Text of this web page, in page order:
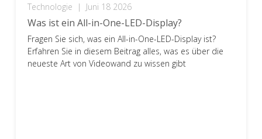
Technologie | Juni 18 2026
Was ist ein All-in-One-LED-Display?
Fragen Sie sich, was ein All-in-One-LED-Display ist?
Erfahren Sie in diesem Beitrag alles, was es über die
neueste Art von Videowand zu wissen gibt